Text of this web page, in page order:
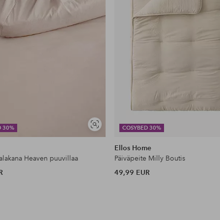
30%
Näytä
samankaltaisia
Heaven puuvillaa
COSYBED 30%
Ellos Home
Päiväpeite Milly Boutis
49,99 EUR